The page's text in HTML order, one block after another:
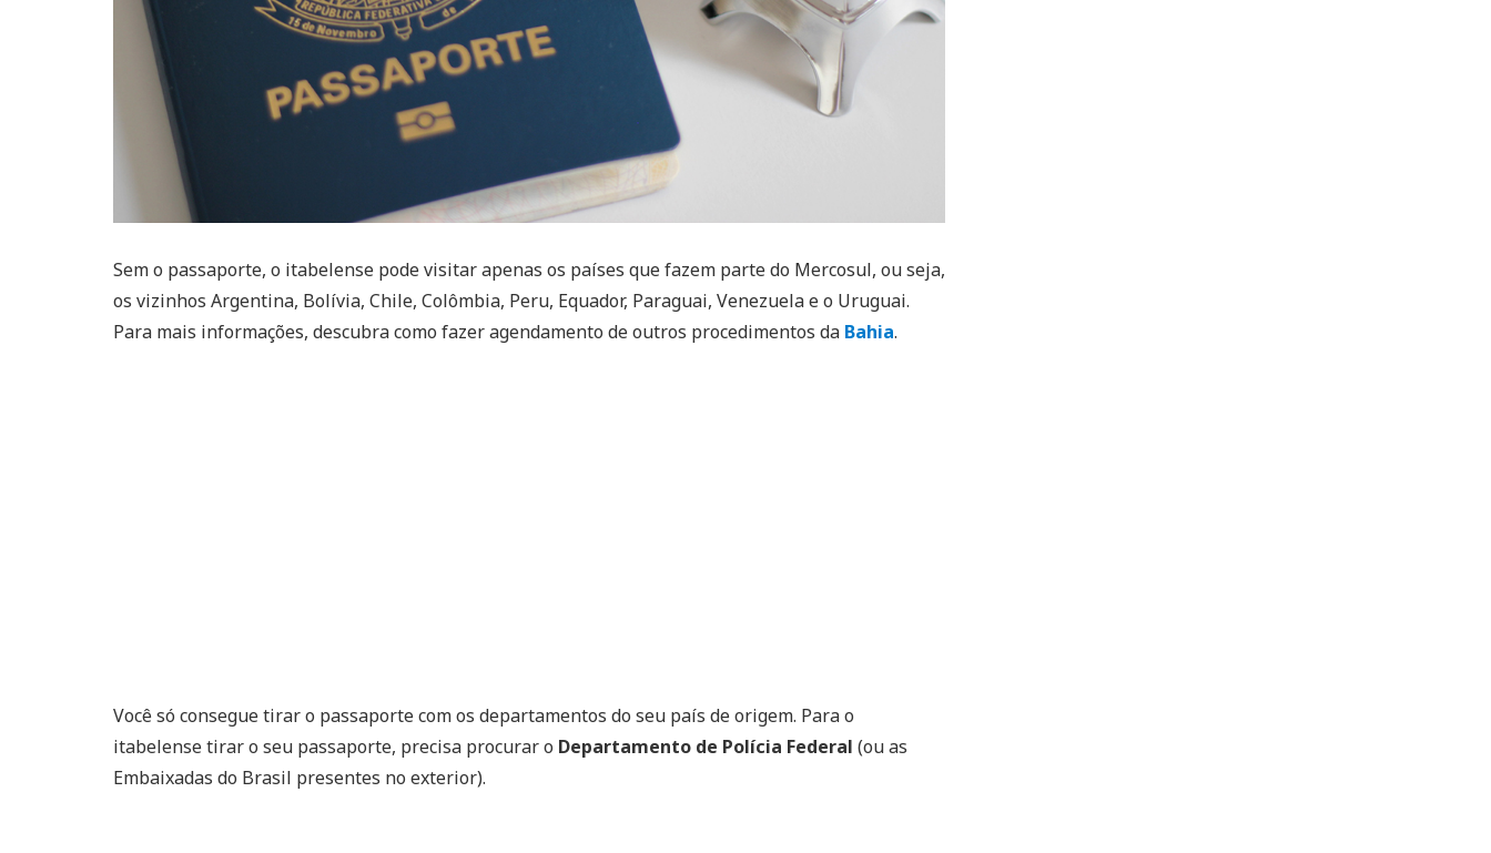
Sem o passaporte, o itabelense pode visitar apenas os países que fazem parte do Mercosul, ou seja,
os vizinhos Argentina, Bolívia, Chile, Colômbia, Peru, Equador, Paraguai, Venezuela e o Uruguai.
Para mais informações, descubra como fazer agendamento de outros procedimentos da Bahia.
Você só consegue tirar o passaporte com os departamentos do seu país de origem. Para o
itabelense tirar o seu passaporte, precisa procurar o Departamento de Polícia Federal (ou as
Embaixadas do Brasil presentes no exterior).